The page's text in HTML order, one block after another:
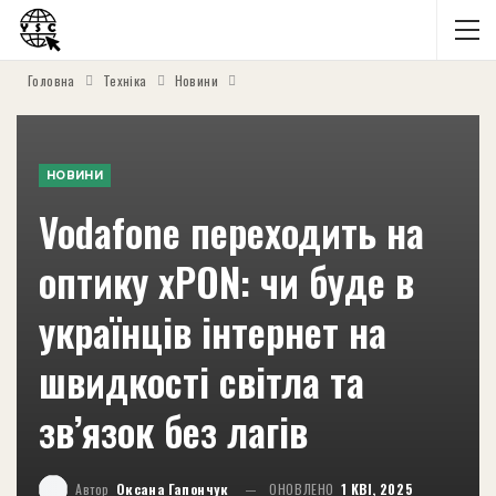
Головна Техніка Новини
НОВИНИ
Vodafone переходить на
оптику xPON: чи буде в
українців інтернет на
швидкості світла та
зв’язок без лагів
Автор Оксана Гапончук ОНОВЛЕНО 1 КВІ, 2025